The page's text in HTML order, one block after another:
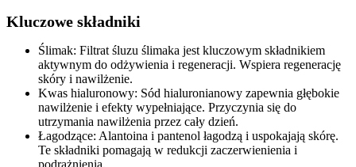
Kluczowe składniki
Ślimak: Filtrat śluzu ślimaka jest kluczowym składnikiem
aktywnym do odżywienia i regeneracji. Wspiera regenerację
skóry i nawilżenie.
Kwas hialuronowy: Sód hialuronianowy zapewnia głębokie
nawilżenie i efekty wypełniające. Przyczynia się do
utrzymania nawilżenia przez cały dzień.
Łagodzące: Alantoina i pantenol łagodzą i uspokajają skórę.
Te składniki pomagają w redukcji zaczerwienienia i
podrażnienia.